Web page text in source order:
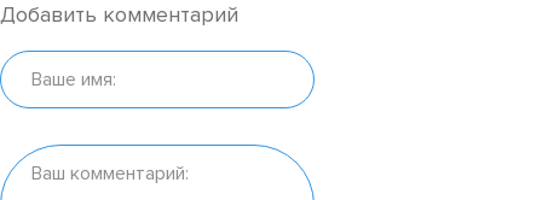
Добавить комментарий